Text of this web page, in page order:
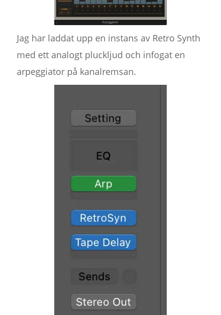
Jag har laddat upp en instans av Retro Synth
med ett analogt pluckljud och infogat en
arpeggiator på kanalremsan.